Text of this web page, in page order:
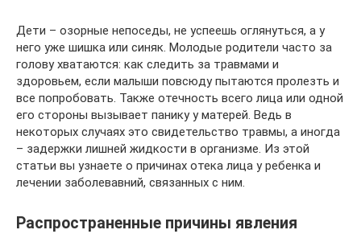
Дети – озорные непоседы, не успеешь оглянуться, а у
него уже шишка или синяк. Молодые родители часто за
голову хватаются: как следить за травмами и
здоровьем, если малыши повсюду пытаются пролезть и
все попробовать. Также отечность всего лица или одной
его стороны вызывает панику у матерей. Ведь в
некоторых случаях это свидетельство травмы, а иногда
– задержки лишней жидкости в организме. Из этой
статьи вы узнаете о причинах отека лица у ребенка и
лечении заболевавний, связанных с ним.
Распространенные причины явления